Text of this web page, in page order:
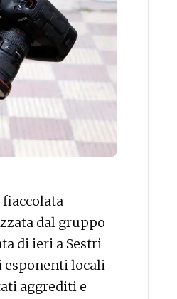
fiaccolata
dal gruppo
di ieri a Sestri
esponenti locali
aggrediti e